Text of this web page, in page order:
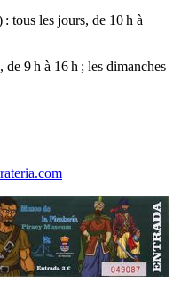
tous les jours, de 10 h à
9 h à 16 h ; les dimanches